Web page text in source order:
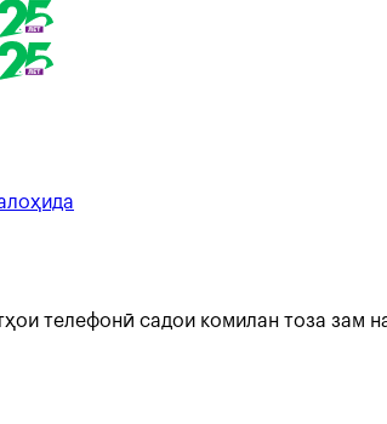
телефонӣ садои комилан тоза зам